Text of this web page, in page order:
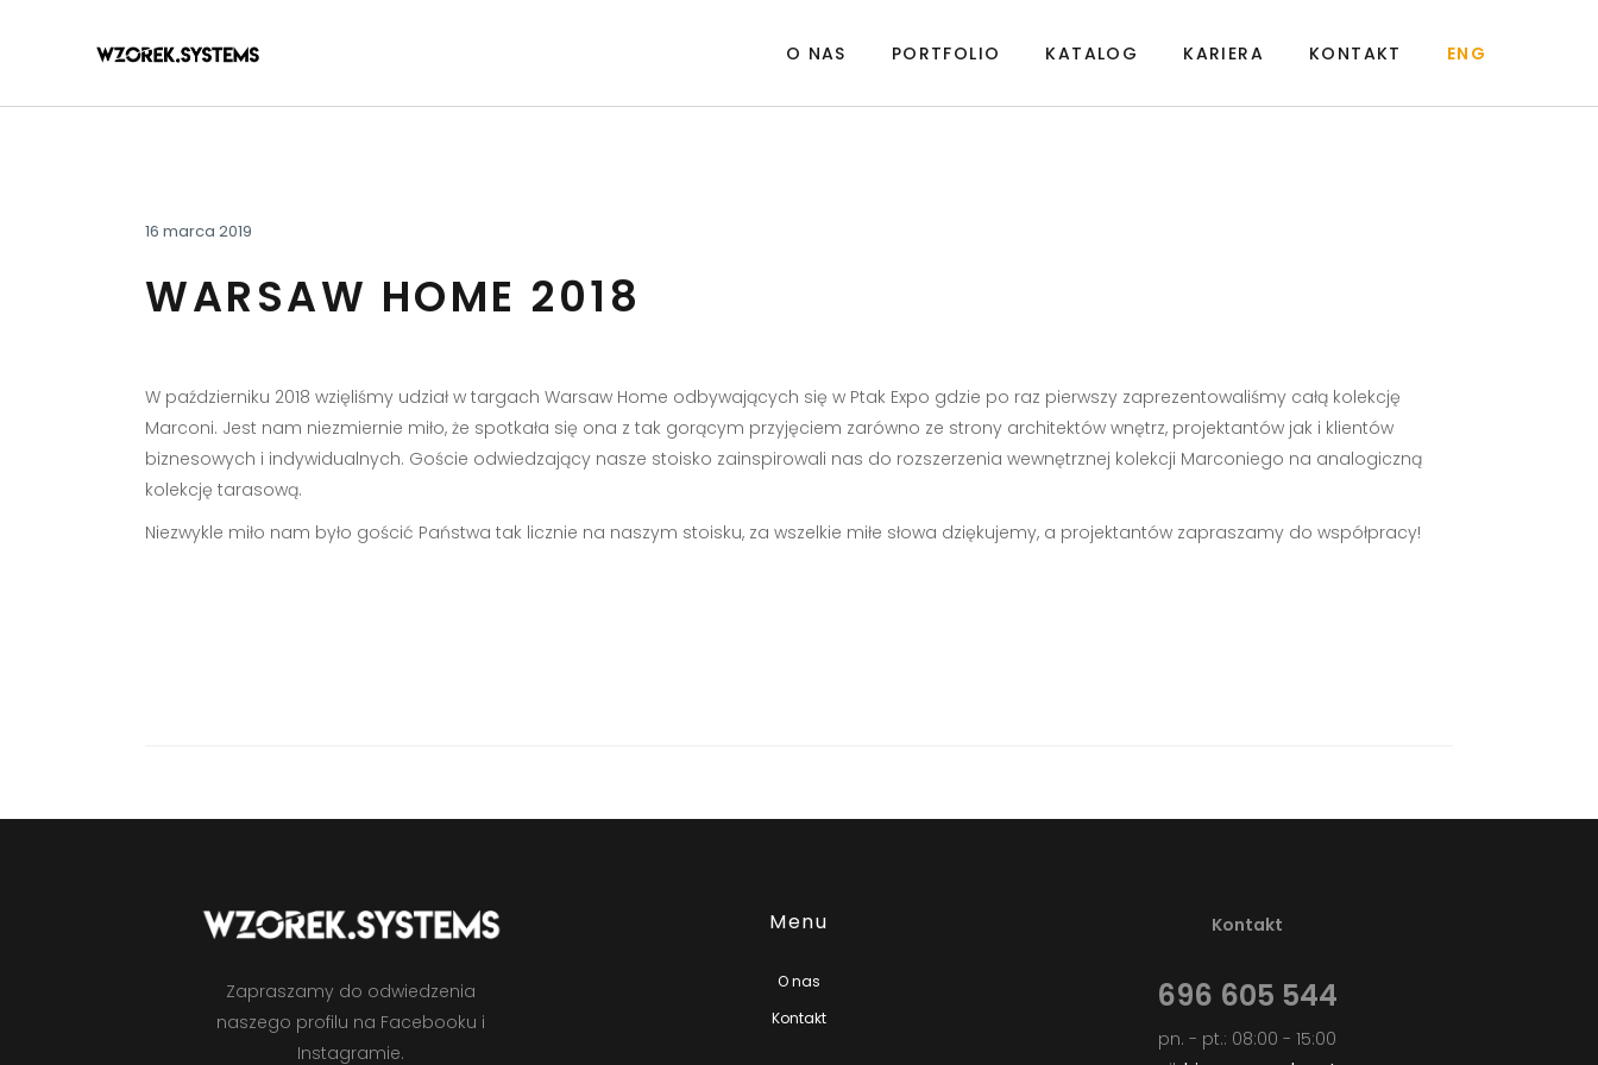
O NAS PORTFOLIO KATALOG KARIERA KONTAKT ENG
16 marca 2019
WARSAW HOME 2018
W październiku 2018 wzięliśmy udział w targach Warsaw Home odbywających się w Ptak Expo gdzie po raz pierwszy zaprezentowaliśmy całą kolekcję
Marconi. Jest nam niezmiernie miło, że spotkała się ona z tak gorącym przyjęciem zarówno ze strony architektów wnętrz, projektantów jak i klientów
biznesowych i indywidualnych. Goście odwiedzający nasze stoisko zainspirowali nas do rozszerzenia wewnętrznej kolekcji Marconiego na analogiczną
kolekcję tarasową.
Niezwykle miło nam było gościć Państwa tak licznie na naszym stoisku, za wszelkie miłe słowa dziękujemy, a projektantów zapraszamy do współpracy!
Zapraszamy do odwiedzenia
naszego profilu na Facebooku i
Instagramie.
Menu
O nas
Kontakt
Kontakt
696 605 544
pn. - pt.: 08:00 - 15:00